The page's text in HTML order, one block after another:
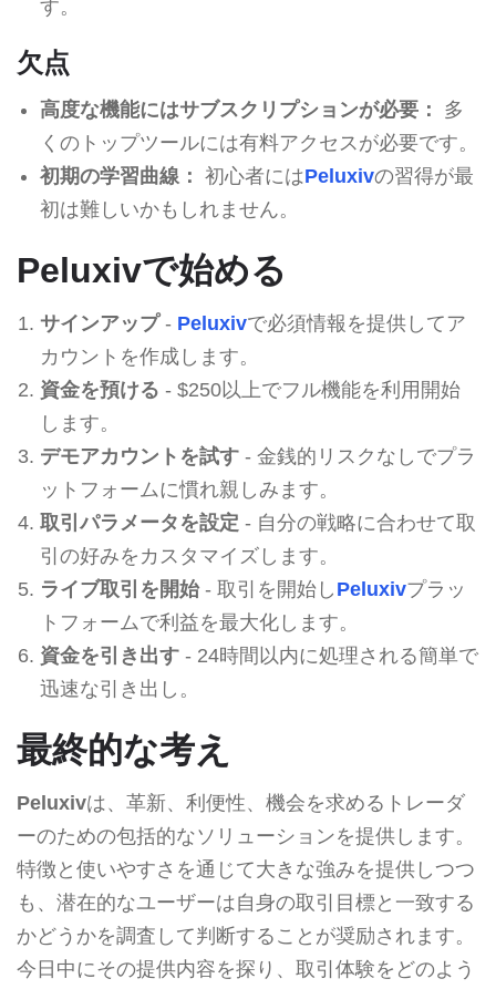
す。
欠点
高度な機能にはサブスクリプションが必要：
多
くのトップツールには有料アクセスが必要です。
初期の学習曲線： 初心者にはPeluxivの習得が最
初は難しいかもしれません。
Peluxivで始める
サインアップ- Peluxivで必須情報を提供してア
カウントを作成します。
資金を預ける - $250以上でフル機能を利用開始
します。
デモアカウントを試す- 金銭的リスクなしでプラ
ットフォームに慣れ親しみます。
取引パラメータを設定 - 自分の戦略に合わせて取
引の好みをカスタマイズします。
ライブ取引を開始- 取引を開始し Peluxivプラッ
トフォームで利益を最大化します。
資金を引き出す- 24時間以内に処理される簡単で
迅速な引き出し。
最終的な考え
Peluxivは、革新、利便性、機会を求めるトレーダ
ーのための包括的なソリューションを提供します。
特徴と使いやすさを通じて大きな強みを提供しつつ
も、潜在的なユーザーは自身の取引目標と一致する
かどうかを調査して判断することが奨励されます。
今日中にその提供内容を探り、取引体験をどのよう